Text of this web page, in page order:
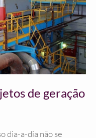
de geração
dia-a-dia não se